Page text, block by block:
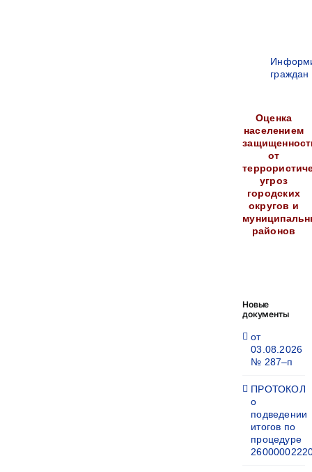
граждан
Оценка
населением
от
угроз
городских
округов и
районов
Новые
документы
от
03.08.2026
№ 287–п
ПРОТОКОЛ
о
подведении
итогов по
процедуре